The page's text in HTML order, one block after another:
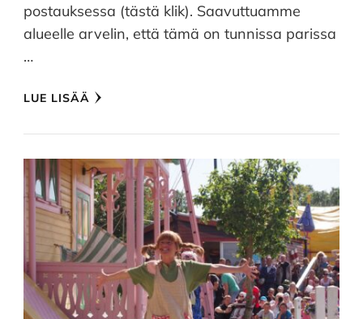
postauksessa (tästä klik). Saavuttuamme
alueelle arvelin, että tämä on tunnissa parissa
…
LUE LISÄÄ